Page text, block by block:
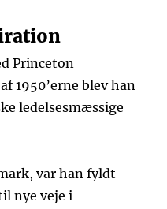
Princeton
1950’erne blev han
ledelsesmæssige
var han fyldt
nye veje i